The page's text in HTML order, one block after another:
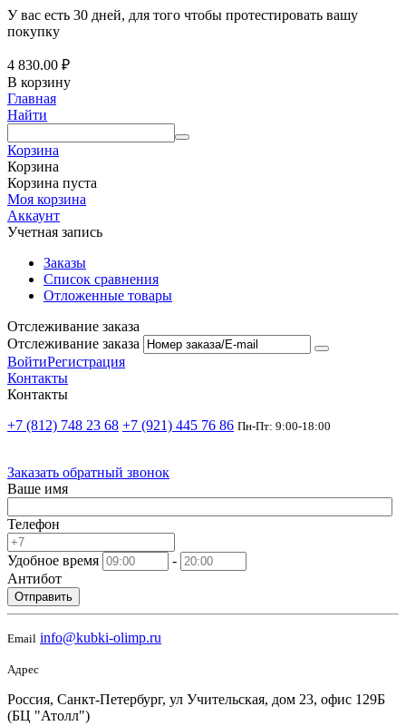
У вас есть 30 дней, для того чтобы протестировать вашу
покупку
4 830.00 ₽
В корзину
Главная
Найти
Корзина
Корзина
Корзина пуста
Моя корзина
Аккаунт
Учетная запись
Заказы
Список сравнения
Отложенные товары
Отслеживание заказа
Отслеживание заказа
ВойтиРегистрация
Контакты
Контакты
+7 (812) 748 23 68 +7 (921) 445 76 86 Пн-Пт: 9:00-18:00
Заказать обратный звонок
Ваше имя
Телефон
Удобное время
-
Антибот
Отправить
Email info@kubki-olimp.ru
Адрес
Россия, Санкт-Петербург, ул Учительская, дом 23, офис 129Б
(БЦ "Атолл")